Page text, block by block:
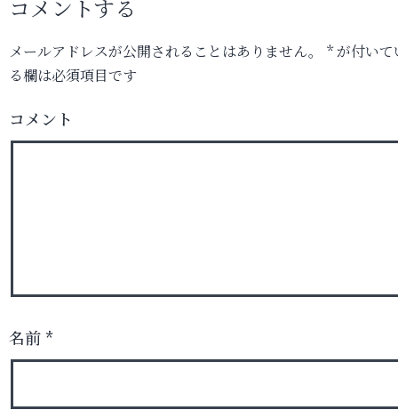
コメントする
メールアドレスが公開されることはありません。 *が付いて
る欄は必須項目です
コメント
名前 *